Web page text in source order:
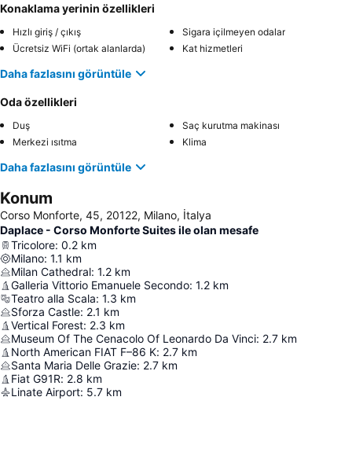
Konaklama yerinin özellikleri
Hızlı giriş / çıkış
Sigara içilmeyen odalar
Ücretsiz WiFi (ortak alanlarda)
Kat hizmetleri
Daha fazlasını görüntüle
Oda özellikleri
Duş
Saç kurutma makinası
Merkezi ısıtma
Klima
Daha fazlasını görüntüle
Konum
Corso Monforte, 45, 20122, Milano, İtalya
Daplace - Corso Monforte Suites ile olan mesafe
Tricolore: 0.2 km
Milano: 1.1 km
Milan Cathedral: 1.2 km
Galleria Vittorio Emanuele Secondo: 1.2 km
Teatro alla Scala: 1.3 km
Sforza Castle: 2.1 km
Vertical Forest: 2.3 km
Museum Of The Cenacolo Of Leonardo Da Vinci: 2.7 km
North American FIAT F–86 K: 2.7 km
Santa Maria Delle Grazie: 2.7 km
Fiat G91R: 2.8 km
Linate Airport: 5.7 km